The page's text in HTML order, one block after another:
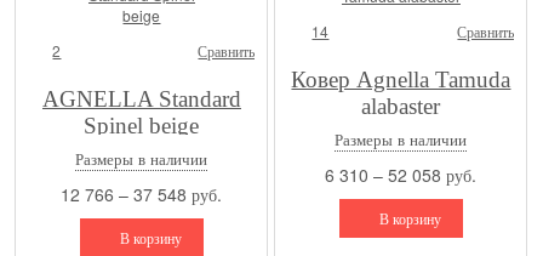
2 Сравнить
AGNELLA Standard
Spinel beige
Размеры в наличии
12 766 – 37 548 руб.
В корзину
14 Сравнить
Ковер Agnella Tamuda
alabaster
Размеры в наличии
6 310 – 52 058 руб.
В корзину